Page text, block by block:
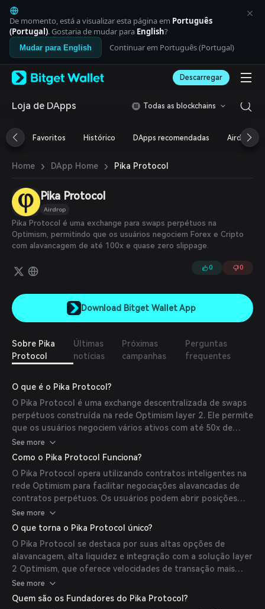
English
日本語
Tiếng Việt
Русский
Español (Latinoamérica)
Italiano
Deutsch
繁體中文
Português (Portugal)
ภาษาไทย
العربية
বাংলা
Español
Português (Brasil)
Español (Argentina)
De momento, está a visualizar esta página em Português
(Portugal). Gostaria de mudar para English?
Mudar para English Continuar em Português (Portugal)
Descarregar
Loja de DApps Todas as blockchains
Favoritos Histórico DApps recomendadas Airdrop
Home › DApp Home › Pika Protocol
Pika Protocol
Airdrop
Pika Protocol é uma exchange para swaps perpétuos na
Optimism, permitindo que os usuários negociem Forex e Cripto
com alavancagem de até 100x e quase zero slippage.
0 0
Download Bitget Wallet App
Sobre Pika
Protocol
Últimas
notícias
Próximas
campanhas
Perguntas
frequentes
O que é o Pika Protocol?
O Pika Protocol é uma exchange descentralizada de swaps
perpétuos construída na rede Optimism layer 2. Ele permite
que os usuários negociem vários ativos com até 50x de
alavancagem, oferecendo alta liquidez e experiências de
negociação eficientes.
See more
Como o Pika Protocol Funciona?
O Pika Protocol opera utilizando contratos inteligentes na
rede Optimism para facilitar negociações alavancadas de
contratos perpétuos. Os usuários podem abrir posições
longas ou curtas em vários ativos, com as negociações
liquidadas na cadeia, garantindo transparência e segurança.
See more
O que torna o Pika Protocol único?
O Pika Protocol se destaca por suas altas opções de
alavancagem, alta liquidez e integração com a solução layer
2 Optimism, que oferece velocidades de transação mais
rápidas e taxas mais baixas em comparação com a mainnet
do Ethereum.
See more
Quem são os Fundadores do Pika Protocol?